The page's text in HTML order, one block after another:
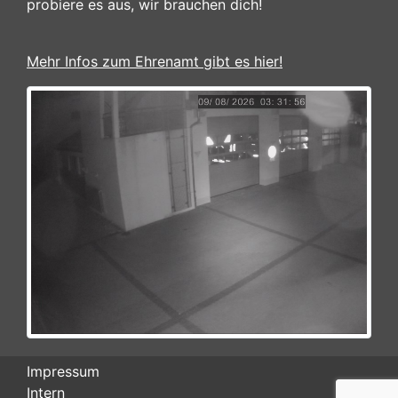
probiere es aus, wir brauchen dich!
Mehr Infos zum Ehrenamt gibt es hier!
Impressum
Intern